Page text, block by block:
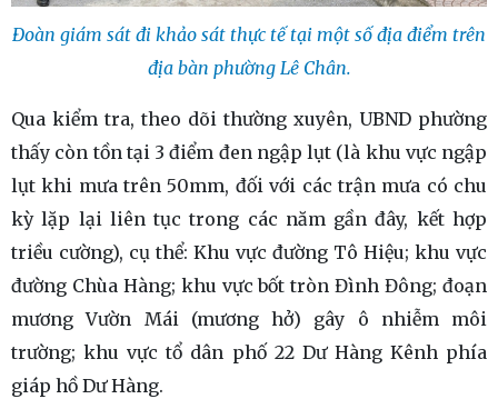
Đoàn giám sát đi khảo sát thực tế tại một số địa điểm trên
địa bàn phường Lê Chân.
Qua kiểm tra, theo dõi thường xuyên, UBND phường
thấy còn tồn tại 3 điểm đen ngập lụt (là khu vực ngập
lụt khi mưa trên 50mm, đối với các trận mưa có chu
kỳ lặp lại liên tục trong các năm gần đây, kết hợp
triều cường), cụ thể: Khu vực đường Tô Hiệu; khu vực
đường Chùa Hàng; khu vực bốt tròn Đình Đông; đoạn
mương Vườn Mái (mương hở) gây ô nhiễm môi
trường; khu vực tổ dân phố 22 Dư Hàng Kênh phía
giáp hồ Dư Hàng.